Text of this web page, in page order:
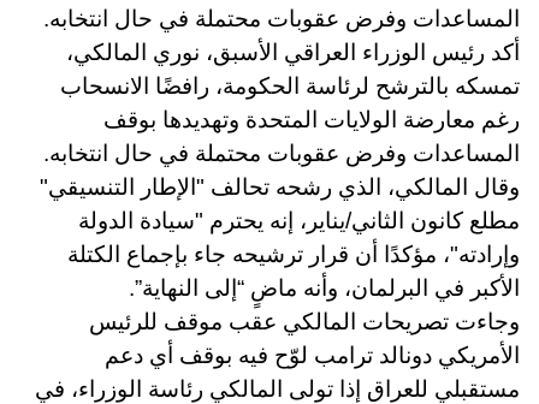
المساعدات وفرض عقوبات محتملة في حال انتخابه.
أكد رئيس الوزراء العراقي الأسبق، نوري المالكي،
تمسكه بالترشح لرئاسة الحكومة، رافضًا الانسحاب
رغم معارضة الولايات المتحدة وتهديدها بوقف
المساعدات وفرض عقوبات محتملة في حال انتخابه.
وقال المالكي، الذي رشحه تحالف "الإطار التنسيقي"
مطلع كانون الثاني/يناير، إنه يحترم "سيادة الدولة
وإرادته"، مؤكدًا أن قرار ترشيحه جاء بإجماع الكتلة
الأكبر في البرلمان، وأنه ماضٍ “إلى النهاية”.
وجاءت تصريحات المالكي عقب موقف للرئيس
الأمريكي دونالد ترامب لوّح فيه بوقف أي دعم
مستقبلي للعراق إذا تولى المالكي رئاسة الوزراء، في